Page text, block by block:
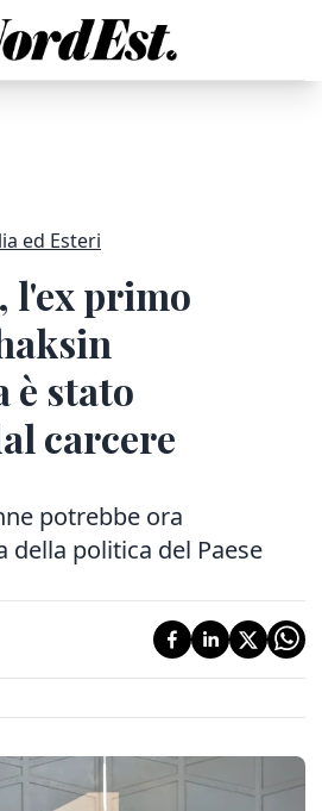
ed Esteri
l'ex primo
è stato
carcere
potrebbe ora
della politica del Paese